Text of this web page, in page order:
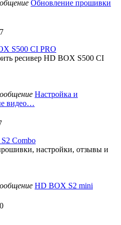
Обновление прошивки
S500 CI PRO
ресивер HD BOX S500 CI
Настройка и
видео…
Combo
настройки, отзывы и
HD BOX S2 mini